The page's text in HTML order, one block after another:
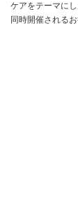
ケアをテーマに
同時開催される